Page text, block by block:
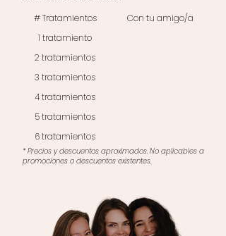
# Tratamientos
Con tu amigo/a
1 tratamiento
2 tratamientos
3 tratamientos
4 tratamientos
5 tratamientos
6 tratamientos
* Precios y descuentos aproximados. No aplicables a
promociones o descuentos existentes.